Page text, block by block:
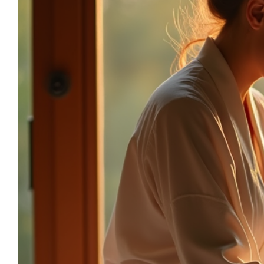
sonia.reiki50@gmail.com